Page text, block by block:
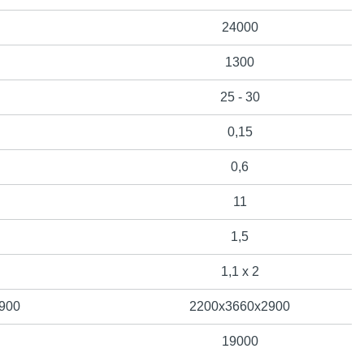
24000
1300
25 - 30
0,15
0,6
11
1,5
1,1 х 2
2200х3660х2900
19000